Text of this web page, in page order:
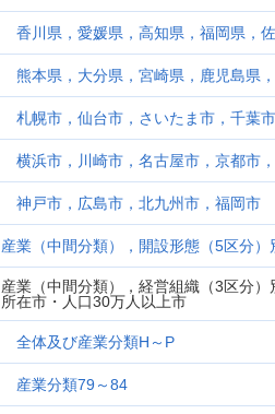
香川県，愛媛県，高知県，福岡県，
熊本県，大分県，宮崎県，鹿児島県
札幌市，仙台市，さいたま市，千葉
横浜市，川崎市，名古屋市，京都市
神戸市，広島市，北九州市，福岡市
産業（中間分類），開設形態（5区分
産業（中間分類），経営組織（3区分
所在市・人口30万人以上市
全体及び産業分類H～P
産業分類79～84